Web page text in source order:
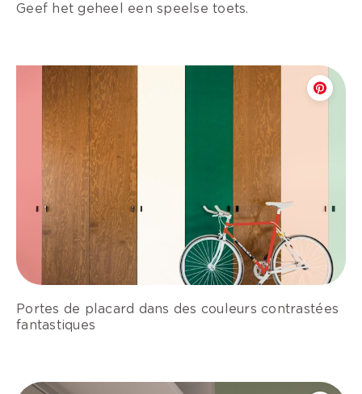
Geef het geheel een speelse toets.
Portes de placard dans des couleurs contrastées
fantastiques